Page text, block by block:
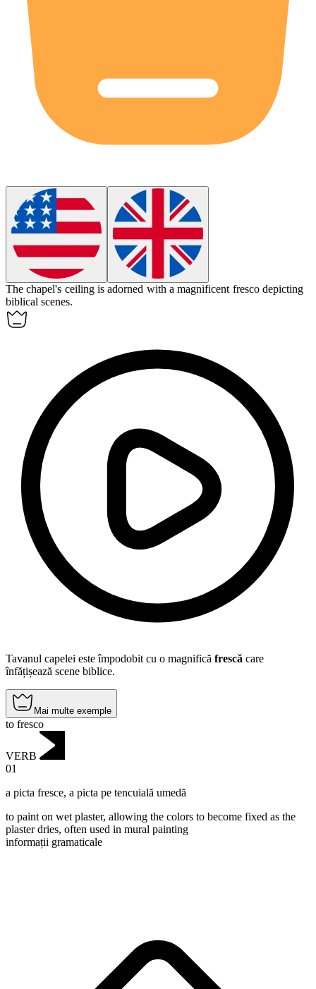
The chapel's ceiling is adorned with a magnificent fresco depicting
biblical scenes.
Tavanul capelei este împodobit cu o magnifică frescă care
înfățișează scene biblice.
Mai multe exemple
to fresco
VERB
01
a picta fresce, a picta pe tencuială umedă
to paint on wet plaster, allowing the colors to become fixed as the
plaster dries, often used in mural painting
informații gramaticale